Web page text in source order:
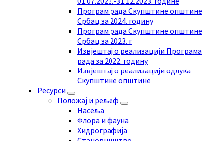
Програм рада Скупштине општине
Србац за 2024. годину
Програм рада Скупштине општине
Србац за 2023. г
Извјештај о реализацији Програма
рада за 2022. годину
Извјештај о реализацији одлука
Скупштине општине
Ресурси
Положај и рељеф
Насеља
Флора и фауна
Хидрографија